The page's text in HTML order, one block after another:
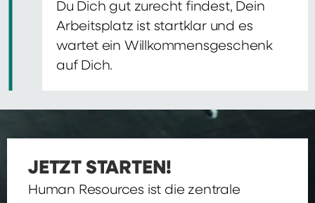
Du Dich gut zurecht findest, Dein
Arbeitsplatz ist startklar und es
wartet ein Willkommensgeschenk
auf Dich.
JETZT STARTEN!
Human Resources ist die zentrale